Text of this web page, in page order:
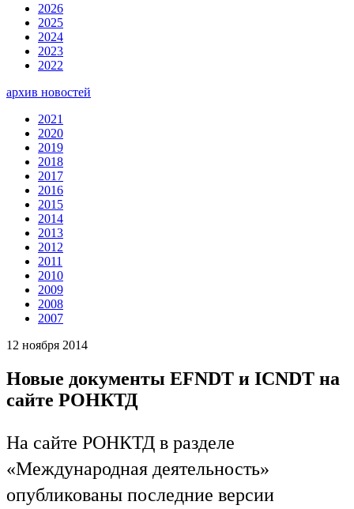
2026
2025
2024
2023
2022
архив новостей
2021
2020
2019
2018
2017
2016
2015
2014
2013
2012
2011
2010
2009
2008
2007
12 ноября 2014
Новые документы EFNDT и ICNDT на
сайте РОНКТД
На сайте РОНКТД в разделе
«Международная деятельность»
опубликованы последние версии